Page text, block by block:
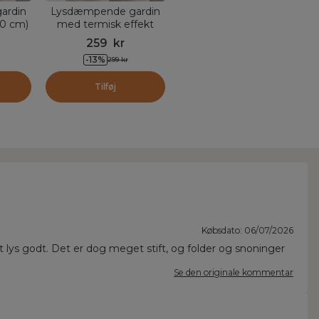
cm)
Lysdæmpende gardin
med termisk effekt
(140 x 240 cm) Minuit
Taupe
259 kr
-13% 299 kr
Tilføj
Købsdato: 06/07/2026
lys godt. Det er dog meget stift, og folder og snoninger
Se den originale kommentar